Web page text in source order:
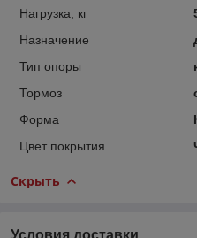
Нагрузка, кг
Назначение
Тип опоры
Тормоз
Форма
Цвет покрытия
Скрыть
Условия доставки